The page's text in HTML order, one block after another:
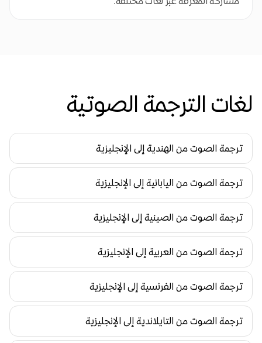
لغات الترجمة الصوتية
ترجمة الصوت من الهندية إلى الإنجليزية
ترجمة الصوت من اليابانية إلى الإنجليزية
ترجمة الصوت من الصينية إلى الإنجليزية
ترجمة الصوت من العربية إلى الإنجليزية
ترجمة الصوت من الفرنسية إلى الإنجليزية
ترجمة الصوت من التايلاندية إلى الإنجليزية